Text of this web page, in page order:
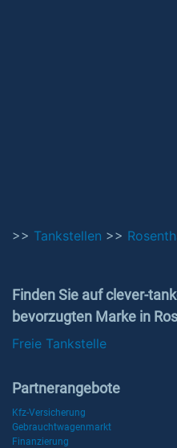
>> Tankstellen >>
Finden Sie auf clever-
bevorzugten Marke in
Freie Tankstelle
Partnerangebote
Kfz-Versicherung
Gebrauchtwagenmarkt
Finanzierung